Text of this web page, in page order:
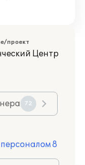
проект
Центр
72
8